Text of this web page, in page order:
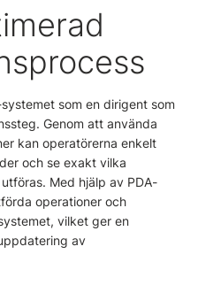
som en dirigent som
Genom att använda
kan operatörerna enkelt
och se exakt vilka
Med hjälp av PDA-
operationer och
vilket ger en
av